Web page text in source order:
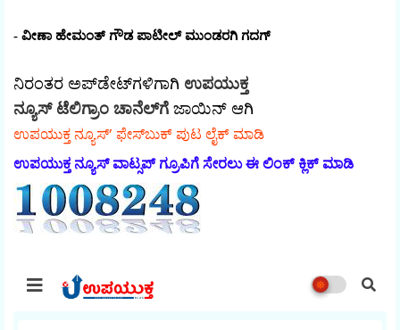
- ವೀಣಾ ಹೇಮಂತ್ ಗೌಡ ಪಾಟೀಲ್ ಮುಂಡರಗಿ ಗದಗ್
ನಿರಂತರ ಅಪ್‌ಡೇಟ್‌ಗಳಿಗಾಗಿ ಉಪಯುಕ್ತ
ನ್ಯೂಸ್‌ ಟೆಲಿಗ್ರಾಂ ಚಾನೆಲ್‌ಗೆ ಜಾಯಿನ್‌ ಆಗಿ
ಉಪಯುಕ್ತ ನ್ಯೂಸ್‌’ ಫೇಸ್‌ಬುಕ್ ಪುಟ ಲೈಕ್ ಮಾಡಿ
ಉಪಯುಕ್ತ ನ್ಯೂಸ್‌ ವಾಟ್ಸಪ್‌ ಗ್ರೂಪಿಗೆ ಸೇರಲು ಈ ಲಿಂಕ್ ಕ್ಲಿಕ್ ಮಾಡಿ